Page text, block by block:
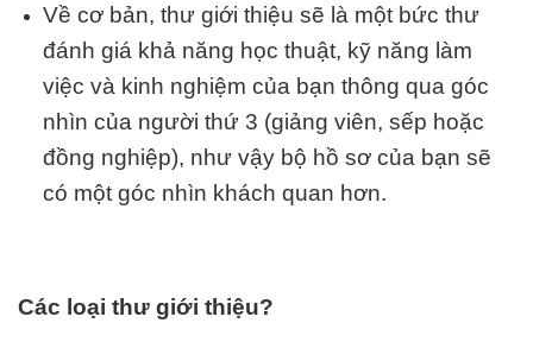
Về cơ bản, thư giới thiệu sẽ là một bức thư
đánh giá khả năng học thuật, kỹ năng làm
việc và kinh nghiệm của bạn thông qua góc
nhìn của người thứ 3 (giảng viên, sếp hoặc
đồng nghiệp), như vậy bộ hồ sơ của bạn sẽ
có một góc nhìn khách quan hơn.
Các loại thư giới thiệu?